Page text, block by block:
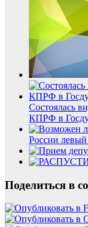
Состоялась
КПРФ в
России левый
Поделиться в